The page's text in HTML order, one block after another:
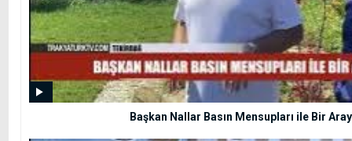
Başkan Nallar Basın Mensupları ile Bir